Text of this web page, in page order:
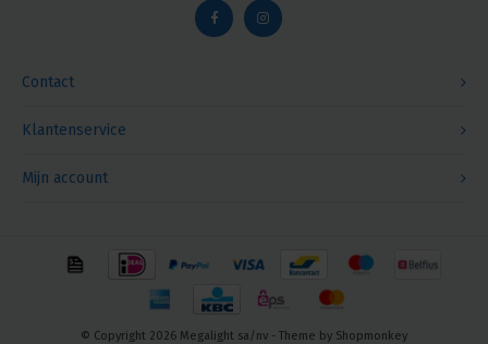
Contact
Klantenservice
Mijn account
© Copyright 2026 Megalight sa/nv - Theme by Shopmonkey